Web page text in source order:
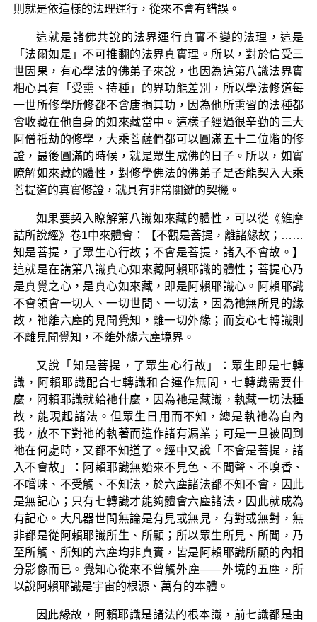
則就是依這樣的法理運行，從來不會有錯誤。
這就是諸佛共說的法界運行真實不變的法理，這是
「法爾如是」不可推翻的法界真實理。所以，對於信受三
世因果，有心學法的佛弟子來說，也因為這第八識法界實
相心具有「受熏、持種」的界功能差別，所以學法修道每
一世所修學所修都不會唐捐其功，因為他所熏習的法種都
會收藏在他自身的如來藏當中。這樣子經過很辛勤的三大
阿僧祇劫的修學，大乘菩薩們都可以圓滿五十二位階的修
證，最後圓滿的時候，就是眾生成佛的日子。所以，如實
瞭解如來藏的體性，對修學佛法的佛弟子是否能契入大乘
菩提道的真實修證，就具有非常關鍵的契機。
如果要契入瞭解第八識如來藏的體性，可以從《維摩
詰所說經》卷1中來體會：【不觀是菩提，離諸緣故；……
知是菩提，了眾生心行故；不會是菩提，諸入不會故。】
這就是在講第八識真心如來藏阿賴耶識的體性；菩提心乃
是真覺之心，是真心如來藏，即是阿賴耶識心。阿賴耶識
不會領會一切人、一切世間、一切法，因為祂無所見的緣
故，祂離六塵的見聞覺知，離一切外緣；而妄心七轉識則
不離見聞覺知，不離外緣六塵境界。
又說「知是菩提，了眾生心行故」：眾生即是七轉
識，阿賴耶識配合七轉識和合運作無間，七轉識需要什
麼，阿賴耶識就給祂什麼，因為祂是藏識，執藏一切法種
故，能現起諸法。但眾生日用而不知，總是執祂為自內
我，放不下對祂的執著而造作諸有漏業；可是一旦被問到
祂在何處時，又都不知道了。經中又說「不會是菩提，諸
入不會故」：阿賴耶識無始來不見色、不聞聲、不嗅香、
不嚐味、不受觸、不知法，於六塵諸法都不知不會，因此
是無記心；只有七轉識才能夠體會六塵諸法，因此就成為
有記心。大凡器世間無論是有見或無見，有對或無對，無
非都是從阿賴耶識所生、所顯；所以眾生所見、所聞，乃
至所觸、所知的六塵均非真實，皆是阿賴耶識所顯的內相
分影像而已。覺知心從來不曾觸外塵——外境的五塵，所
以說阿賴耶識是宇宙的根源、萬有的本體。
因此緣故，阿賴耶識是諸法的根本識，前七識都是由